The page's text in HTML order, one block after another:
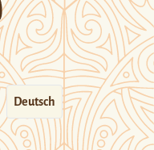
Deutsch